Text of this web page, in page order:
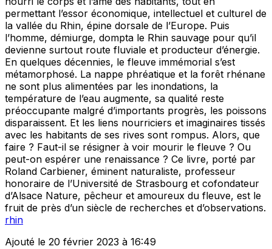
permettant l’essor économique, intellectuel et culturel de
la vallée du Rhin, épine dorsale de l’Europe. Puis
l’homme, démiurge, dompta le Rhin sauvage pour qu’il
devienne surtout route fluviale et producteur d’énergie.
En quelques décennies, le fleuve immémorial s’est
métamorphosé. La nappe phréatique et la forêt rhénane
ne sont plus alimentées par les inondations, la
température de l’eau augmente, sa qualité reste
préoccupante malgré d’importants progrès, les poissons
disparaissent. Et les liens nourriciers et imaginaires tissés
avec les habitants de ses rives sont rompus. Alors, que
faire ? Faut-il se résigner à voir mourir le fleuve ? Ou
peut-on espérer une renaissance ? Ce livre, porté par
Roland Carbiener, éminent naturaliste, professeur
honoraire de l’Université de Strasbourg et cofondateur
d’Alsace Nature, pêcheur et amoureux du fleuve, est le
fruit de près d’un siècle de recherches et d’observations.
rhin
Ajouté le 20 février 2023 à 16:49